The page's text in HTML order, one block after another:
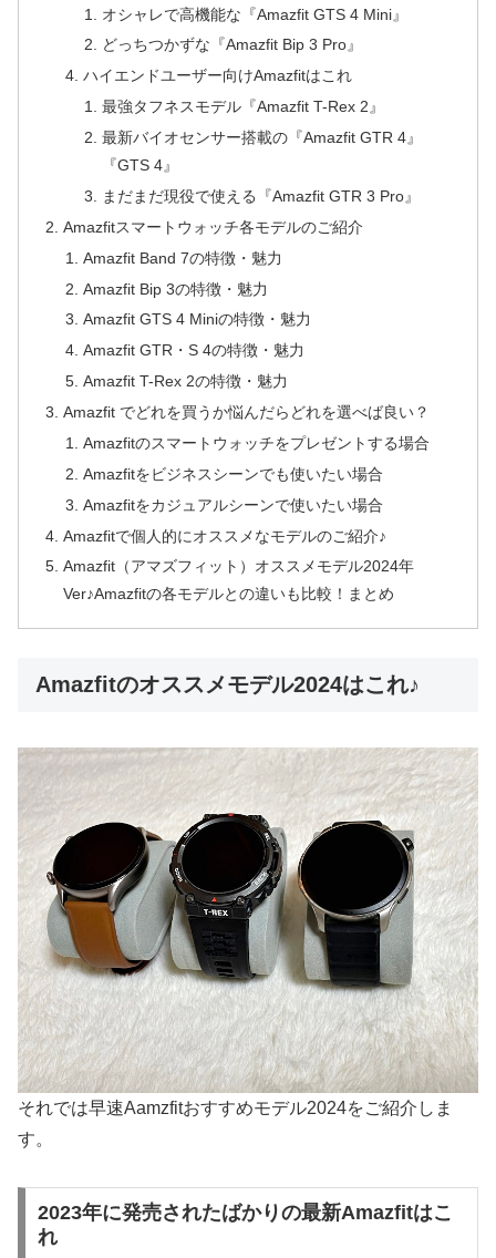
オシャレで高機能な『Amazfit GTS 4 Mini』
どっちつかずな『Amazfit Bip 3 Pro』
ハイエンドユーザー向けAmazfitはこれ
最強タフネスモデル『Amazfit T-Rex 2』
最新バイオセンサー搭載の『Amazfit GTR 4』
『GTS 4』
まだまだ現役で使える『Amazfit GTR 3 Pro』
Amazfitスマートウォッチ各モデルのご紹介
Amazfit Band 7の特徴・魅力
Amazfit Bip 3の特徴・魅力
Amazfit GTS 4 Miniの特徴・魅力
Amazfit GTR・S 4の特徴・魅力
Amazfit T-Rex 2の特徴・魅力
Amazfit でどれを買うか悩んだらどれを選べば良い？
Amazfitのスマートウォッチをプレゼントする場合
Amazfitをビジネスシーンでも使いたい場合
Amazfitをカジュアルシーンで使いたい場合
Amazfitで個人的にオススメなモデルのご紹介♪
Amazfit（アマズフィット）オススメモデル2024年
Ver♪Amazfitの各モデルとの違いも比較！まとめ
Amazfitのオススメモデル2024はこれ♪
それでは早速Aamzfitおすすめモデル2024をご紹介しま
す。
2023年に発売されたばかりの最新Amazfitはこ
れ